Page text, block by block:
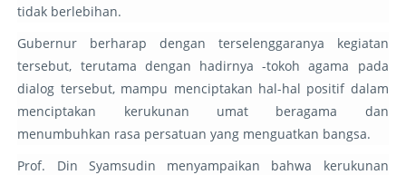
tidak berlebihan.
Gubernur berharap dengan terselenggaranya kegiatan
tersebut, terutama dengan hadirnya -tokoh agama pada
dialog tersebut, mampu menciptakan hal-hal positif dalam
menciptakan kerukunan umat beragama dan
menumbuhkan rasa persatuan yang menguatkan bangsa.
Prof. Din Syamsudin menyampaikan bahwa kerukunan